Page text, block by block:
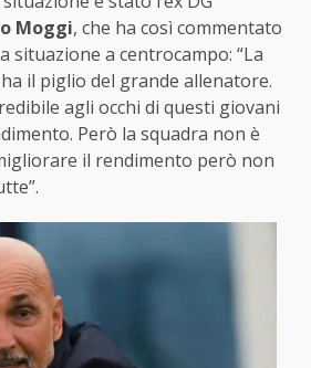
Moggi, che ha così commentato
situazione a centrocampo: “La
il piglio del grande allenatore.
agli occhi di questi giovani
Però la squadra non è
il rendimento però non